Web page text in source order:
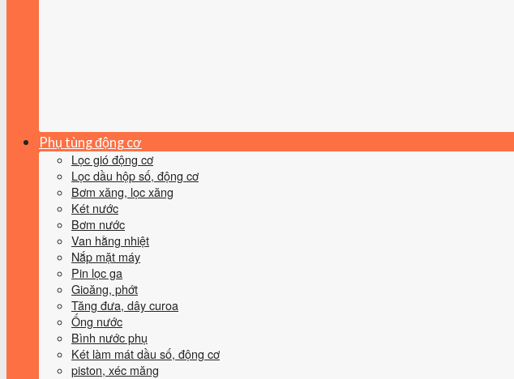
Phụ tùng động cơ
Lọc gió động cơ
Lọc dầu hộp số, động cơ
Bơm xăng, lọc xăng
Két nước
Bơm nước
Van hằng nhiệt
Nắp mặt máy
Pin lọc ga
Gioăng, phớt
Tăng đưa, dây curoa
Ống nước
Bình nước phụ
Két làm mát dầu số, động cơ
piston, xéc măng